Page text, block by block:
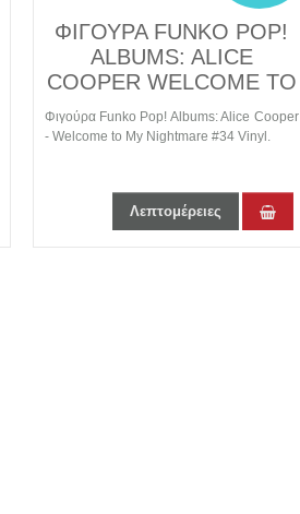
ΦΙΓΟΥΡΑ FUNKO POP!
ALBUMS: ALICE
COOPER WELCOME TO
MY NIGHTMARE #34
Φιγούρα Funko Pop! Albums: Alice Cooper
- Welcome to My Nightmare #34 Vinyl.
Λεπτομέρειες